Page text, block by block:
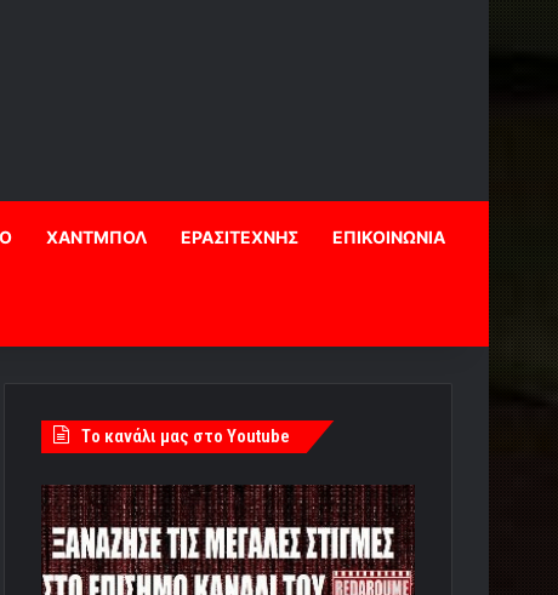
ΧΑΝΤΜΠΟΛ ΕΡΑΣΙΤΕΧΝΗΣ ΕΠΙΚΟΙΝΩΝΙΑ
Tο κανάλι μας στο Youtube